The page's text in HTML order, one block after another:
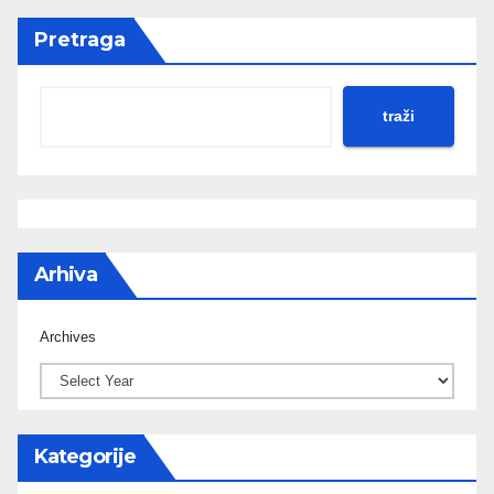
Pretraga
traži
Arhiva
Archives
Kategorije